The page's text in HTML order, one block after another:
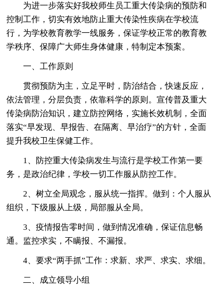
为进一步落实好我校师生员工重大传染病的预防和
控制工作，切实有效地防止重大传染性疾病在学校流
行，为学校教育教学一线服务，保证学校正常的教育教
学秩序、保障广大师生身体健康，特制定本预案。
一、工作原则
贯彻预防为主，立足平时，防治结合，快速反应，
依法管理，分层负责，依靠科学的原则。宣传普及重大
传染病防治知识，建立防控网络，实施长效机制，全面
落实“早发现、早报告、在隔离、早治疗”的方针，全面
提升我校卫生保健工作。
1、防控重大传染病发生与流行是学校工作第一要
务，是政治纪律，学校一切工作服从防控工作。
2、树立全局观念，服从统一指挥。做到：个人服从
组织，下级服从上级，局部服从全局。
3、疫情报告零时间，做到情况准确，保证信息畅
通。监控求实，不瞒报、不漏报。
4、要求“两手抓”工作：求新、求严、求实、求细。
二、成立领导小组